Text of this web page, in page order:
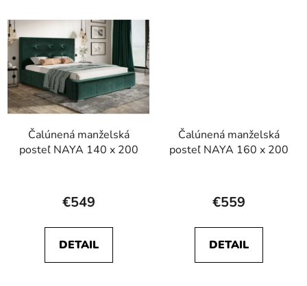
hviezdičiek.
Čalúnená manželská
posteľ NAYA 140 x 200
hodnotenie
je
5,0
€549
DETAIL
Čalúnená manželská
posteľ NAYA 160 x 200
hodnotenie
je
5,0
€559
DETAIL